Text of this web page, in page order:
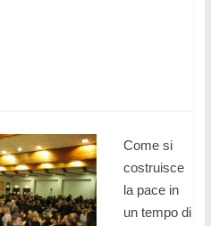
Come si
costruisce
la pace in
un tempo di